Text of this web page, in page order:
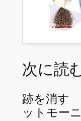
次に読
跡を消す
ットモー